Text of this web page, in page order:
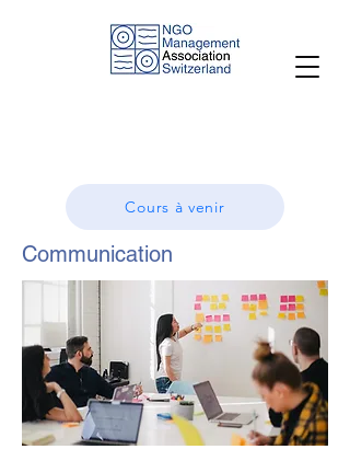
Cours à venir
Communication